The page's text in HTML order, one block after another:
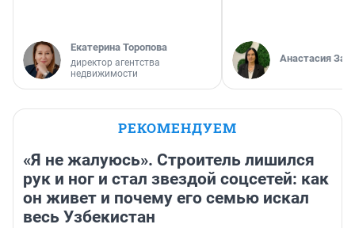
Екатерина Торопова
директор агентства
недвижимости
Анастасия
РЕКОМЕНДУЕМ
«Я не жалуюсь». Строитель лишился
рук и ног и стал звездой соцсетей: как
он живет и почему его семью искал
весь Узбекистан